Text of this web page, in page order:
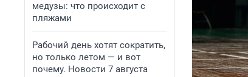
медузы: что происходит с
пляжами
Рабочий день хотят сократить,
но только летом — и вот
почему. Новости 7 августа